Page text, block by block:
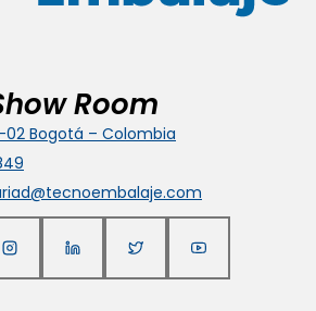
Room
Bogotá – Colombia